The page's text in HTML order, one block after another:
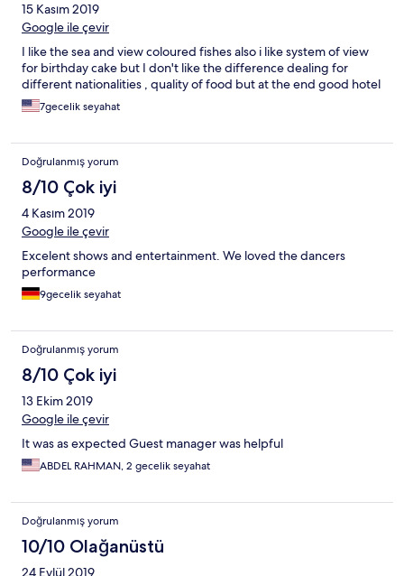
15 Kasım 2019
Google ile çevir
I like the sea and view coloured fishes also i like system of view
for birthday cake but I don't like the difference dealing for
different nationalities , quality of food but at the end good hotel
7gecelik seyahat
Doğrulanmış yorum
8/10 Çok iyi
4 Kasım 2019
Google ile çevir
Excelent shows and entertainment. We loved the dancers
performance
9gecelik seyahat
Doğrulanmış yorum
8/10 Çok iyi
13 Ekim 2019
Google ile çevir
It was as expected Guest manager was helpful
ABDEL RAHMAN, 2 gecelik seyahat
Doğrulanmış yorum
10/10 Olağanüstü
24 Eylül 2019